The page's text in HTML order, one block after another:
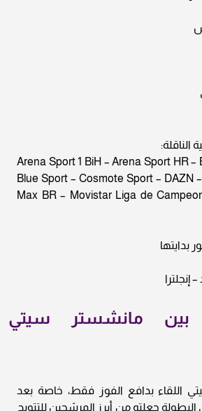
الناقلة:
Arena Sport 1 BiH – Arena Sport HR –
Blue Sport – Cosmote Sport – DAZN
Max BR – Movistar Liga de
بدايتها
إنجلترا
بين مانشستر سيتي
اللقاء بدافع الفوز فقط، خاصة بعد
جعلته من أبرز المرشحين للتتويج